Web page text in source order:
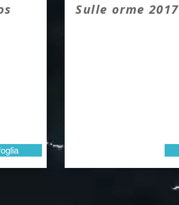
Sulle orme 2017